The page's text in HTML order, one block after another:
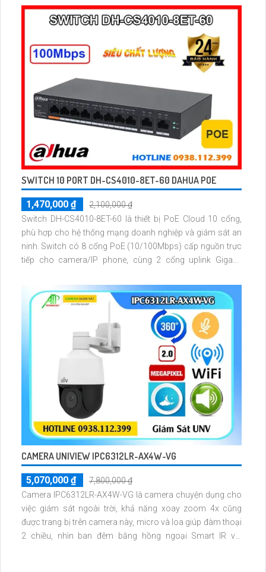
màu sắc đẹp hơn nhờ công nghệ CMOS
SWITCH 10 PORT DH-CS4010-8ET-60 DAHUA POE
1,470,000 ₫
2,100,000 ₫
Switch DH-CS4010-8ET-60 là thiết bị PoE Cloud 10 cổng,
phù hợp cho hệ thống mạng doanh nghiệp và giám sát an
ninh. Switch có 8 cổng PoE (10/100Mbps) cấp nguồn trực
tiếp cho camera/IP phone, cùng 2 cổng uplink Gigabit
cách truyền tín hiệu và nguồn lên đến 250m, đảm bảo hiệu
suất ổn định.
CAMERA UNIVIEW IPC6312LR-AX4W-VG
5,070,000 ₫
7,800,000 ₫
Camera IPC6312LR-AX4W-VG là camera chuyện dụng cho
việc giám sát ngoài trời, khả năng xoay zoom 4x cũng
được trang bị trên camera này, micro và loa giúp đàm thoại
2 chiều, nhìn ban đêm bằng hồng ngoại Smart IR với